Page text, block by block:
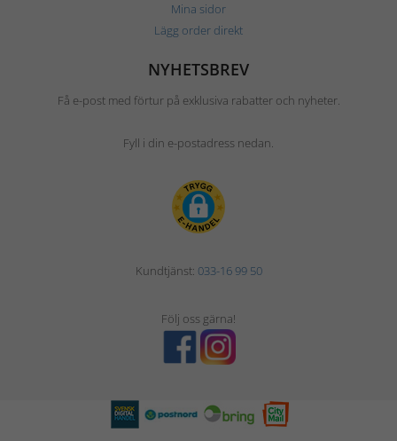
Mina sidor
Lägg order direkt
NYHETSBREV
Få e-post med förtur på exklusiva rabatter och nyheter.
Fyll i din e-postadress nedan.
Kundtjänst: 033-16 99 50
Följ oss gärna!